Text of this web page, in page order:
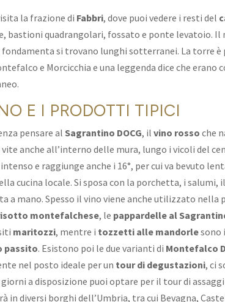
la frazione di Fabbri, dove puoi vedere i resti del
bastioni quadrangolari, fossato e ponte levatoio.
si trovano lunghi sotterranei. La torre
e Morcicchia e una leggenda dice che erano
E I PRODOTTI TIPICI
pensare al Sagrantino DOCG, ilvino rosso che
anche all’interno delle mura, lungo i vicoli del
e raggiunge anche i 16°, per cui va bevuto
cucina locale. Si sposa con la porchetta, i salumi,
a mano. Spesso il vino viene anche utilizzato nella
montefalchese, le pappardelle al
maritozzi, mentre i tozzetti alle mandorlesono
passito. Esistono poi le due varianti di Montefalco
nel posto ideale per un tour di degustazioni, ci
a disposizione puoi optare per il tour di assaggi
in diversi borghi dell’Umbria, tra cui Bevagna,